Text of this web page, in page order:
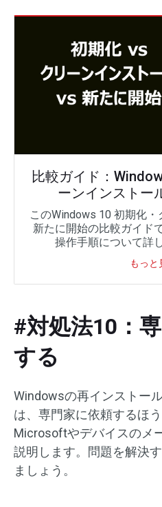
比較ガイド：
ーンインストー
このWindows 10 初期化・
新たに開始の比較ガイド
操作手順について詳
もっと
#対処法10：
する
Windowsの再インストー
は、専門家に依頼するほ
Microsoftやデバイスのメ
説明します。問題を解決
ましょう。